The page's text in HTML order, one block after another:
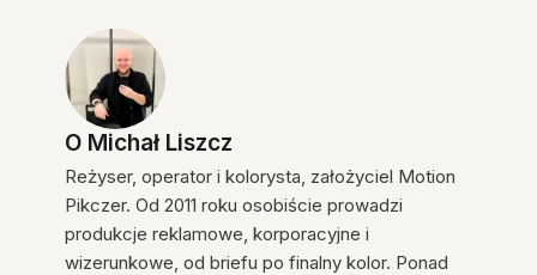
O Michał Liszcz
Reżyser, operator i kolorysta, założyciel Motion
Pikczer. Od 2011 roku osobiście prowadzi
produkcje reklamowe, korporacyjne i
wizerunkowe, od briefu po finalny kolor. Ponad